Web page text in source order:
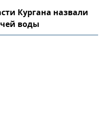
Кургана назвали
воды